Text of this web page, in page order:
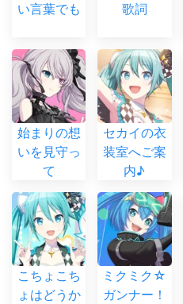
い言葉でも 歌詞
始まりの想
いを見守っ
て
セカイの衣
装室へご案
内♪
こちょこち
ょはどうか
ミクミク☆
ガンナー！